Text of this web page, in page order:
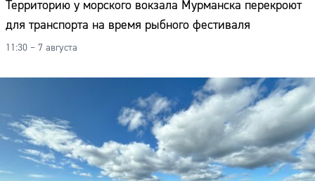
Территорию у морского вокзала Мурманска перекроют
для транспорта на время рыбного фестиваля
11:30 – 7 августа